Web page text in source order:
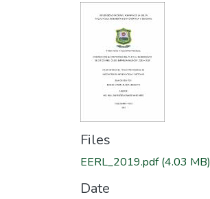
Files
EERL_2019.pdf(4.03 MB)
Date